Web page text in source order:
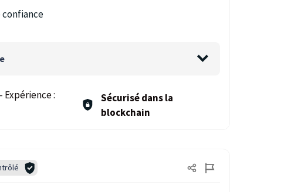
- Expérience :
Sécurisé dans la
blockchain